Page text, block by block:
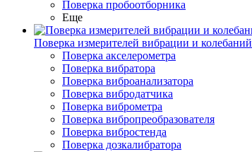
Поверка пробоотборника
Еще
Поверка измерителей вибрации и колебаний
Поверка акселерометра
Поверка вибратора
Поверка виброанализатора
Поверка вибродатчика
Поверка виброметра
Поверка вибропреобразователя
Поверка вибростенда
Поверка дозкалибратора